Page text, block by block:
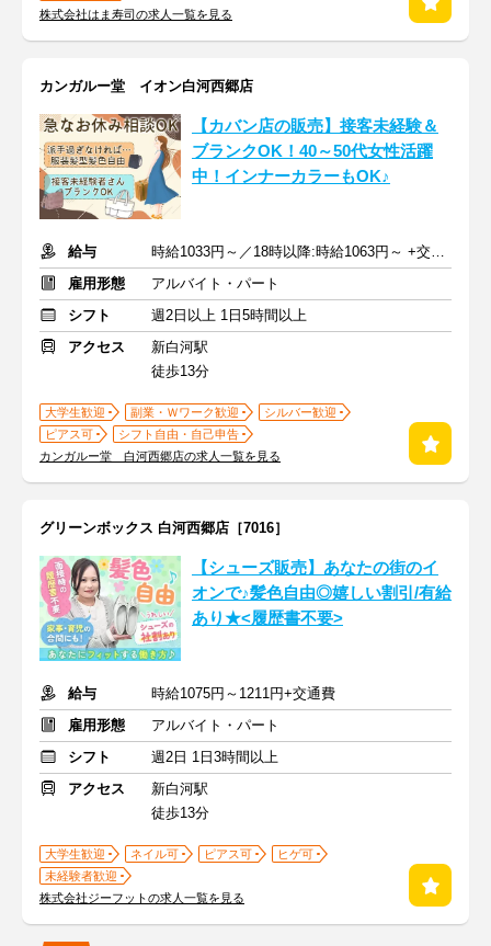
株式会社はま寿司の求人一覧を見る
カンガルー堂 イオン白河西郷店
【カバン店の販売】接客未経験＆
ブランクOK！40～50代女性活躍
中！インナーカラーもOK♪
給与
時給1033円～／18時以降:時給1063円～ +交通費
雇用形態
アルバイト・パート
シフト
週2日以上 1日5時間以上
アクセス
新白河駅
徒歩13分
大学生歓迎 副業・Ｗワーク歓迎
シルバー歓迎
ピアス可
シフト自由・自己申告
カンガルー堂 白河西郷店の求人一覧を見る
グリーンボックス 白河西郷店［7016］
【シューズ販売】あなたの街のイ
オンで♪髪色自由◎嬉しい割引/有給
あり★<履歴書不要>
給与
時給1075円～1211円+交通費
雇用形態
アルバイト・パート
シフト
週2日 1日3時間以上
アクセス
新白河駅
徒歩13分
大学生歓迎 ネイル可 ピアス可
ヒゲ可
未経験者歓迎
株式会社ジーフットの求人一覧を見る